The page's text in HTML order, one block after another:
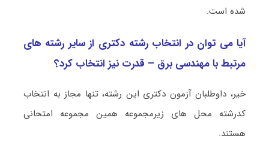
شده است.
آیا می توان در انتخاب رشته دکتری از سایر رشته های
مرتبط با مهندسی برق – قدرت نیز انتخاب کرد؟
خیر، داوطلبان آزمون دکتری این رشته، تنها مجاز به انتخاب
کدرشته محل های زیرمجموعه همین مجموعه امتحانی
هستند.